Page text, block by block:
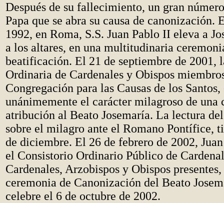
Después de su fallecimiento, un gran
Papa que se abra su causa de canonización.
1992, en Roma, S.S. Juan Pablo II eleva a
a los altares, en una multitudinaria
beatificación. El 21 de septiembre de 2001,
Ordinaria de Cardenales y Obispos
Congregación para las Causas de los
unánimemente el carácter milagroso de una
atribución al Beato Josemaría. La lectura
sobre el milagro ante el Romano Pontífice,
de diciembre. El 26 de febrero de 2002,
el Consistorio Ordinario Público de
Cardenales, Arzobispos y Obispos
ceremonia de Canonización del Beato
celebre el 6 de octubre de 2002.